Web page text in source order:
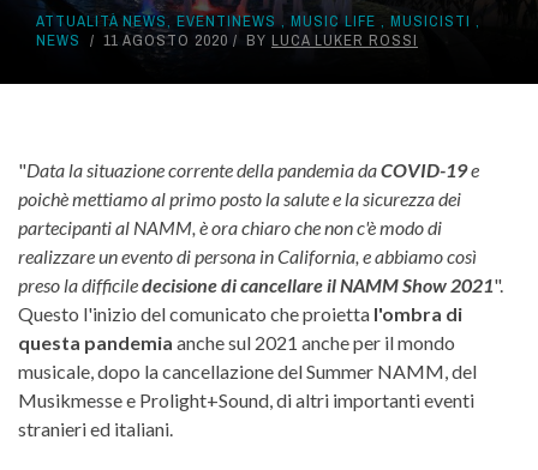
ATTUALITÀ NEWS, EVENTINEWS , MUSIC LIFE , MUSICISTI ,
NEWS
11 AGOSTO 2020 BY LUCA LUKER ROSSI
"Data la situazione corrente della pandemia daCOVID-19e
poichè mettiamo al primo posto la salute e la sicurezza dei
partecipanti al NAMM, è ora chiaro che non c'è modo di
realizzare un evento di persona in California, e abbiamo così
preso la difficiledecisione di cancellare il NAMM Show 2021".
Questo l'inizio del comunicato che proietta l'ombra di
questa pandemia anche sul 2021 anche per il mondo
musicale, dopo la cancellazione del Summer NAMM, del
Musikmesse e Prolight+Sound, di altri importanti eventi
stranieri ed italiani.